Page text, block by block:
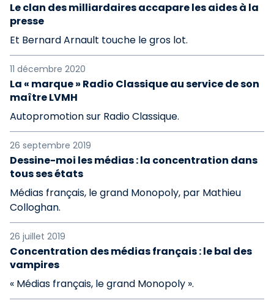
Le clan des milliardaires accapare les aides à la
presse
Et Bernard Arnault touche le gros lot.
11 décembre 2020
La « marque » Radio Classique au service de son
maître LVMH
Autopromotion sur Radio Classique.
26 septembre 2019
Dessine-moi les médias : la concentration dans
tous ses états
Médias français, le grand Monopoly, par Mathieu
Colloghan.
26 juillet 2019
Concentration des médias français : le bal des
vampires
« Médias français, le grand Monopoly ».